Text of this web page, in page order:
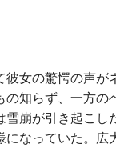
女の驚愕の声が
知らず、一方の
崩が引き起こし
なっていた。広